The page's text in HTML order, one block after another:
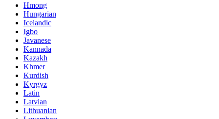
Hmong
Hungarian
Icelandic
Igbo
Javanese
Kannada
Kazakh
Khmer
Kurdish
Kyrgyz
Latin
Latvian
Lithuanian